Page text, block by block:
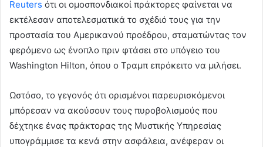
Reuters ότι οι ομοσπονδιακοί πράκτορες φαίνεται να
εκτέλεσαν αποτελεσματικά το σχέδιό τους για την
προστασία του Αμερικανού προέδρου, σταματώντας τον
φερόμενο ως ένοπλο πριν φτάσει στο υπόγειο του
Washington Hilton, όπου ο Τραμπ επρόκειτο να μιλήσει.
Ωστόσο, το γεγονός ότι ορισμένοι παρευρισκόμενοι
μπόρεσαν να ακούσουν τους πυροβολισμούς που
δέχτηκε ένας πράκτορας της Μυστικής Υπηρεσίας
υπογράμμισε τα κενά στην ασφάλεια, ανέφεραν οι